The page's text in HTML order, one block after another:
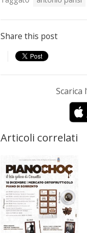
Share this post
Scarica
Articoli correlati